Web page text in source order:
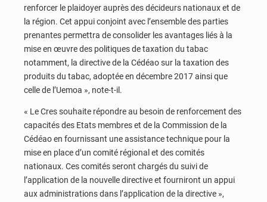
renforcer le plaidoyer auprès des décideurs nationaux et de
la région. Cet appui conjoint avec l’ensemble des parties
prenantes permettra de consolider les avantages liés à la
mise en œuvre des politiques de taxation du tabac
notamment, la directive de la Cédéao sur la taxation des
produits du tabac, adoptée en décembre 2017 ainsi que
celle de l’Uemoa », note-t-il.
« Le Cres souhaite répondre au besoin de renforcement des
capacités des Etats membres et de la Commission de la
Cédéao en fournissant une assistance technique pour la
mise en place d’un comité régional et des comités
nationaux. Ces comités seront chargés du suivi de
l’application de la nouvelle directive et fourniront un appui
aux administrations dans l’application de la directive »,